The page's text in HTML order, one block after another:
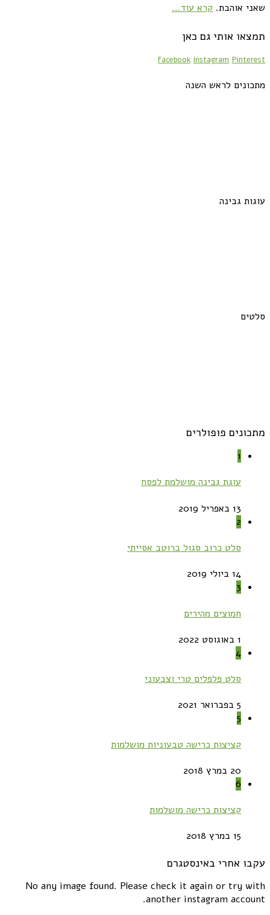
שאני אוהבת. קרא עוד...
תמצאו אותי גם כאן
Facebook Instagram Pinterest
מתכונים לראש השנה
עוגות גבינה
סלטים
מתכונים פופולרים
1
עוגת גבינה מושלמת לפסח
13 באפריל 2019
2
סלט כרוב סגול ברוטב אסייתי
14 ביולי 2019
3
חמוצים מהירים
1 באוגוסט 2022
4
סלט פלפלים טרי וצבעוני
5 בפברואר 2021
5
קציצות כרישה טבעוניות מושלמות
20 במרץ 2018
6
קציצות כרישה מושלמות
15 במרץ 2018
עקבו אחרי באינסטגרם
No any image found. Please check it again or try with
another instagram account.